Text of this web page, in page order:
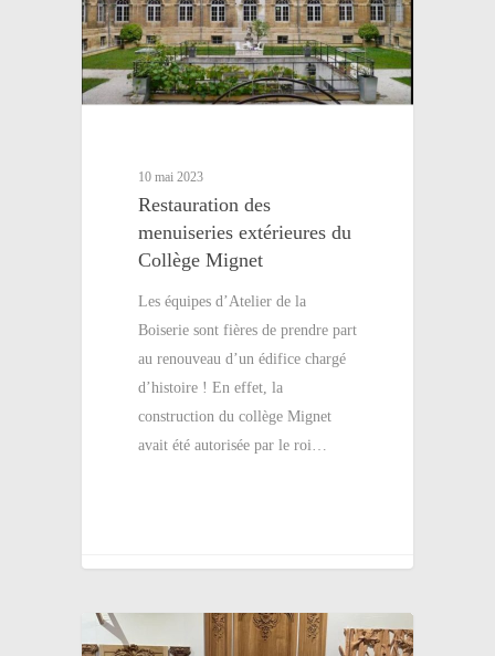
10 mai 2023
Restauration des
menuiseries extérieures du
Collège Mignet
Les équipes d’Atelier de la
Boiserie sont fières de prendre part
au renouveau d’un édifice chargé
d’histoire ! En effet, la
construction du collège Mignet
avait été autorisée par le roi…